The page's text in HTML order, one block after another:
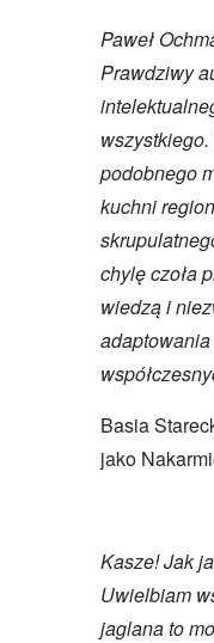
Paweł
Prawdziwy
podobnego
kuchni
chylę czoła
wiedzą i
Basia
jako
Kasze! Jak
Uwielbiam
jaglana to